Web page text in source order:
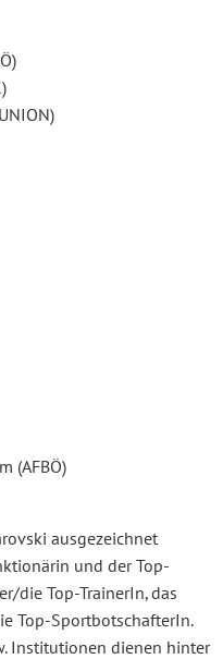
(AFBÖ)
ausgezeichnet
und der Top-
die Top-TrainerIn, das
Top-SportbotschafterIn.
Institutionen dienen hinter